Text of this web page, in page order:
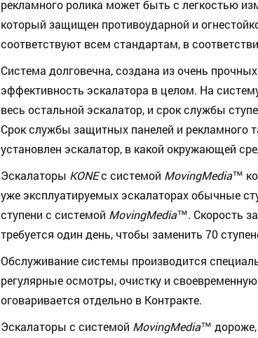
рекламного ролика может быть с легкостью
который защищен противоударной и
соответствуют всем стандартам, в
Система долговечна, создана из очень
эффективность эскалатора в целом. На
весь остальной эскалатор, и срок службы
Срок службы защитных панелей и рекламного
установлен эскалатор, в какой окружающей
Эскалаторы KONEс системой MovingMedia™
уже эксплуатируемых эскалаторах обычные
ступени с системой MovingMedia™. Скорость
требуется один день, чтобы заменить 70
Обслуживание системы производится
регулярные осмотры, очистку и
оговаривается отдельно в Контракте.
Эскалаторы с системой MovingMedia™